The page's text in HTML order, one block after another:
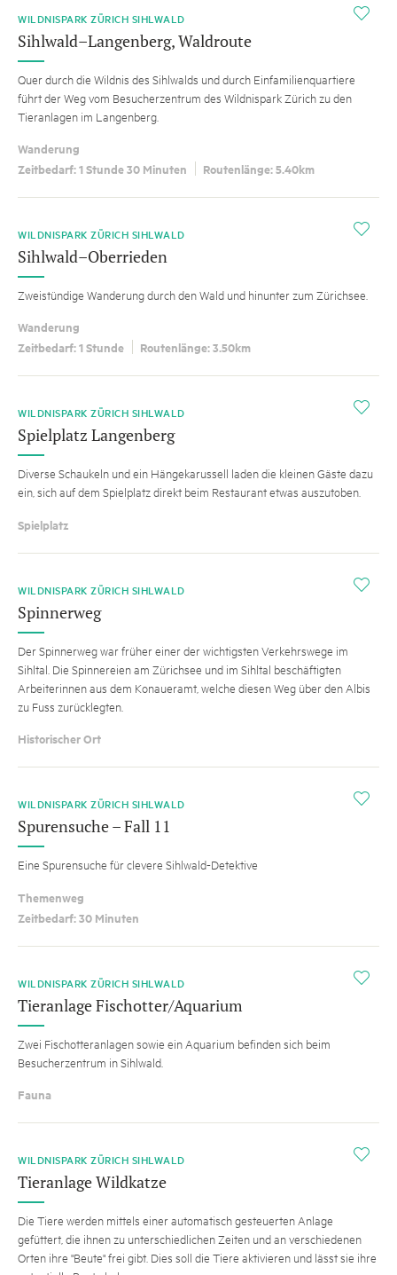
i
WILDNISPARK ZÜRICH SIHLWALD
Sihlwald–Langenberg, Waldroute
Quer durch die Wildnis des Sihlwalds und durch Einfamilienquartiere
führt der Weg vom Besucherzentrum des Wildnispark Zürich zu den
Tieranlagen im Langenberg.
Wanderung
Zeitbedarf: 1 Stunde 30 Minuten
Routenlänge: 5.40km
i
WILDNISPARK ZÜRICH SIHLWALD
Sihlwald–Oberrieden
Zweistündige Wanderung durch den Wald und hinunter zum Zürichsee.
Wanderung
Zeitbedarf: 1 Stunde
Routenlänge: 3.50km
i
WILDNISPARK ZÜRICH SIHLWALD
Spielplatz Langenberg
Diverse Schaukeln und ein Hängekarussell laden die kleinen Gäste dazu
ein, sich auf dem Spielplatz direkt beim Restaurant etwas auszutoben.
Spielplatz
i
WILDNISPARK ZÜRICH SIHLWALD
Spinnerweg
Der Spinnerweg war früher einer der wichtigsten Verkehrswege im
Sihltal. Die Spinnereien am Zürichsee und im Sihltal beschäftigten
Arbeiterinnen aus dem Konaueramt, welche diesen Weg über den Albis
zu Fuss zurücklegten.
Historischer Ort
i
WILDNISPARK ZÜRICH SIHLWALD
Spurensuche – Fall 11
Eine Spurensuche für clevere Sihlwald-Detektive
Themenweg
Zeitbedarf: 30 Minuten
i
WILDNISPARK ZÜRICH SIHLWALD
Tieranlage Fischotter/Aquarium
Zwei Fischotteranlagen sowie ein Aquarium befinden sich beim
Besucherzentrum in Sihlwald.
Fauna
i
WILDNISPARK ZÜRICH SIHLWALD
Tieranlage Wildkatze
Die Tiere werden mittels einer automatisch gesteuerten Anlage
gefüttert, die ihnen zu unterschiedlichen Zeiten und an verschiedenen
Orten ihre "Beute" frei gibt. Dies soll die Tiere aktivieren und lässt sie ihre